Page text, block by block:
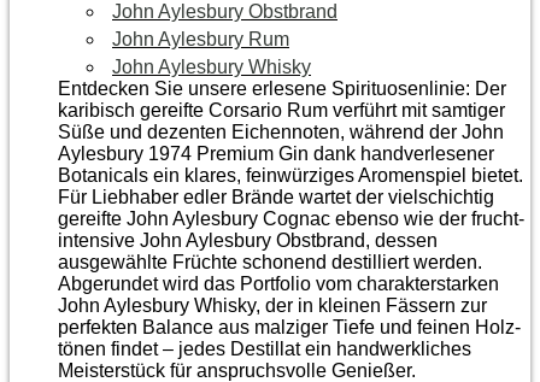
John Aylesbury Obstbrand
John Aylesbury Rum
John Aylesbury Whisky
Entdecken Sie unsere erlesene Spirituosenlinie: Der
karibisch gereifte Corsario Rum verführt mit samtiger
Süße und dezenten Eichen­noten, während der John
Aylesbury 1974 Premium Gin dank handverlesener
Botanicals ein klares, feinwürziges Aromenspiel bietet.
Für Liebhaber edler Brände wartet der vielschichtig
gereifte John Aylesbury Cognac ebenso wie der frucht­
intensive John Aylesbury Obstbrand, dessen
ausgewählte Früchte schonend destilliert werden.
Abgerundet wird das Portfolio vom charakterstarken
John Aylesbury Whisky, der in kleinen Fässern zur
perfekten Balance aus malziger Tiefe und feinen Holz­
tönen findet – jedes Destillat ein handwerkliches
Meister­stück für anspruchsvolle Genießer.